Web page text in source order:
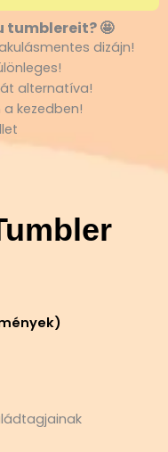
tumblereit? 🤩
dizájn!
alternatíva!
kezedben!